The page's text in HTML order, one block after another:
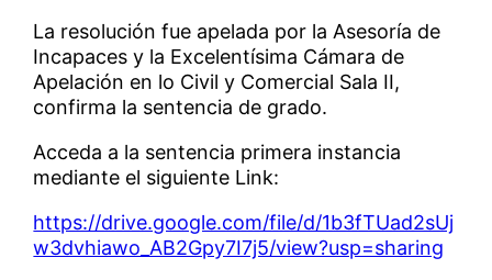
La resolución fue apelada por la Asesoría de
Incapaces y la Excelentísima Cámara de
Apelación en lo Civil y Comercial Sala II,
confirma la sentencia de grado.
Acceda a la sentencia primera instancia
mediante el siguiente Link:
https://drive.google.com/file/d/1b3fTUad2sUj
w3dvhiawo_AB2Gpy7I7j5/view?usp=sharing